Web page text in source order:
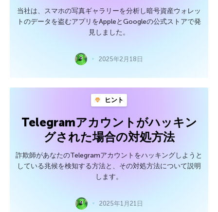
当社は、スマホの写真ギャラリーを分析し暗号資産ウォレッ
トのデータを盗むアプリをAppleとGoogleの公式ストアで発
見しました。
2025年2月18日
ヒント
Telegramアカウントがハッキン
グされた場合の対処方法
詐欺師があなたのTelegramアカウントをハッキングしようと
している兆候を検知する方法と、その対処方法について説明
します。
2025年1月21日